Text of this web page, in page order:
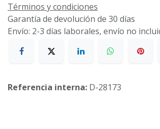
Términos y condiciones
Garantía de devolución de 30 días
Envío: 2-3 días laborales, envío no
Referencia interna: D-28173